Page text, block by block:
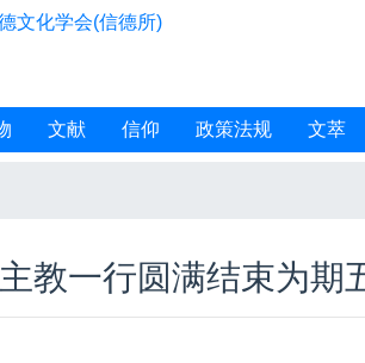
文化学会(信德所)
文献 信仰 政策法规 文萃
教一行圆满结束为期